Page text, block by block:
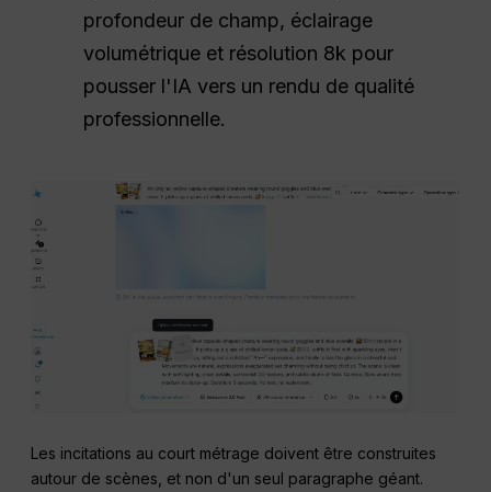
profondeur de champ, éclairage
volumétrique et résolution 8k pour
pousser l'IA vers un rendu de qualité
professionnelle.
Les incitations au court métrage doivent être construites
autour de scènes, et non d'un seul paragraphe géant.